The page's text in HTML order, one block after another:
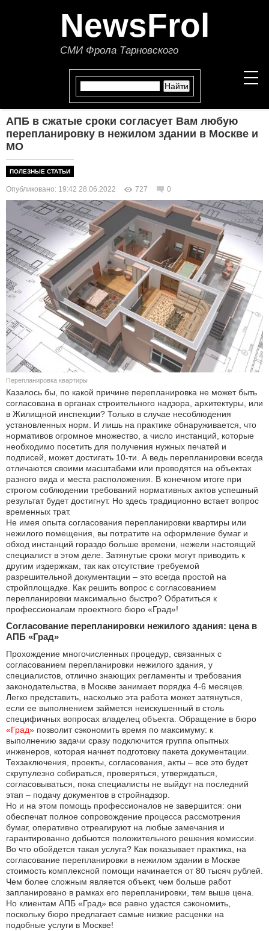
NewsFrol
СМИ Фрола Тарновского
НОВОСТИ
ПОЛИТИКА
ЭКОНОМИКА
В МИРЕ
ОБЩЕСТВО
КУЛЬТУРА
НАУКА
СПОРТ
ШОУ-БИЗНЕС
АВТО И МОТО
ЭГОИЗМ
БЛОГ
АПБ в сжатые сроки согласует Вам любую
перепланировку в нежилом здании в Москве и
МО
ПОЛЕЗНЫЕ СТАТЬИ
Опубликовано: 19:42 28.06.2022 727 0
Перепланировка квартиры
Казалось бы, по какой причине перепланировка не может быть
согласована в органах строительного надзора, архитектуры, или
в Жилищной инспекции? Только в случае несоблюдения
установленных норм. И лишь на практике обнаруживается, что
нормативов огромное множество, а число инстанций, которые
необходимо посетить для получения нужных печатей и
подписей, может достигать 10-ти. А ведь перепланировки всегда
отличаются своими масштабами или проводятся на объектах
разного вида и места расположения. В конечном итоге при
строгом соблюдении требований нормативных актов успешный
результат будет достигнут. Но здесь традиционно встает вопрос
временных трат.
Не имея опыта согласования перепланировки квартиры или
нежилого помещения, вы потратите на оформление бумаг и
обход инстанций гораздо больше времени, нежели настоящий
специалист в этом деле. Затянутые сроки могут приводить к
другим издержкам, так как отсутствие требуемой
разрешительной документации – это всегда простой на
стройплощадке. Как решить вопрос с согласованием
перепланировки максимально быстро? Обратиться к
профессионалам проектного бюро «Град»!
Согласование перепланировки нежилого здания: цена в
АПБ «Град»
Прохождение многочисленных процедур, связанных с
согласованием перепланировки нежилого здания, у
специалистов, отлично знающих регламенты и требования
законодательства, в Москве занимает порядка 4-6 месяцев.
Легко представить, насколько эта работа может затянуться,
если ее выполнением займется неискушенный в столь
специфичных вопросах владелец объекта. Обращение в бюро
«Град» позволит сэкономить время по максимуму: к
выполнению задачи сразу подключится группа опытных
инженеров, которая начнет подготовку пакета документации.
Техзаключения, проекты, согласования, акты – все это будет
скрупулезно собираться, проверяться, утверждаться,
согласовываться, пока специалисты не выйдут на последний
этап – подачу документов в стройнадзор.
Но и на этом помощь профессионалов не завершится: они
обеспечат полное сопровождение процесса рассмотрения
бумаг, оперативно отреагируют на любые замечания и
гарантированно добьются положительного решения комиссии.
Во что обойдется такая услуга? Как показывает практика, на
согласование перепланировки в нежилом здании в Москве
стоимость комплексной помощи начинается от 80 тысяч рублей.
Чем более сложным является объект, чем больше работ
запланировано в рамках его перепланировки, тем выше цена.
Но клиентам АПБ «Град» все равно удастся сэкономить,
поскольку бюро предлагает самые низкие расценки на
подобные услуги в Москве!